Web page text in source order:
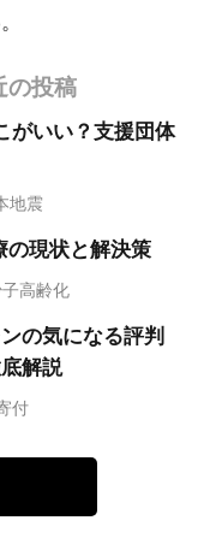
の投稿
がいい？支援団体
地震
の現状と解決策
子高齢化
の気になる評判
解説
付